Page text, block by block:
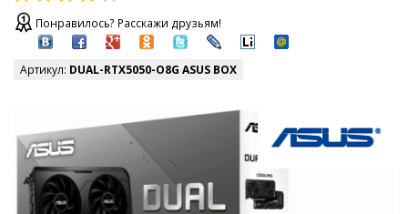
Понравилось? Расскажи друзьям!
Артикул: DUAL-RTX5050-O8G ASUS BOX